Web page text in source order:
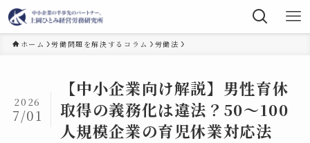
ホーム 労働問題を解決するコラム 労働法
【中小企業向け解説】男性育休
取得の義務化は違法？50～100
人規模企業の育児休業対応法
2026
7/01